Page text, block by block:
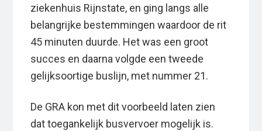
ziekenhuis Rijnstate, en ging langs alle
belangrijke bestemmingen waardoor de rit
45 minuten duurde. Het was een groot
succes en daarna volgde een tweede
gelijksoortige buslijn, met nummer 21.
De GRA kon met dit voorbeeld laten zien
dat toegankelijk busvervoer mogelijk is.